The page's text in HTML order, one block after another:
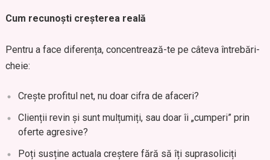
Cum recunoști creșterea reală
Pentru a face diferența, concentrează-te pe câteva întrebări-
cheie:
Crește profitul net, nu doar cifra de afaceri?
Clienții revin și sunt mulțumiți, sau doar îi „cumperi” prin
oferte agresive?
Poți susține actuala creștere fără să îți suprasoliciți